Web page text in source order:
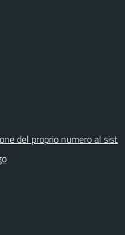
del proprio numero al sist